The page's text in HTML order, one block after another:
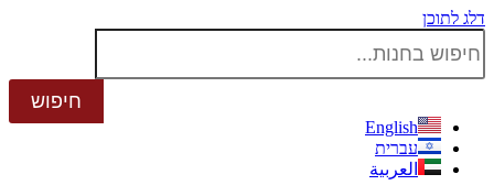
דלג לתוכן
English
עברית
العربية